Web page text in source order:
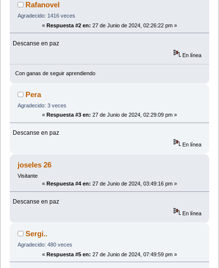
Rafanovel
Agradecido: 1416 veces
« Respuesta #2 en: 27 de Junio de 2024, 02:26:22 pm »
Descanse en paz
En línea
Con ganas de seguir aprendiendo
Pera
Agradecido: 3 veces
« Respuesta #3 en: 27 de Junio de 2024, 02:29:09 pm »
Descanse en paz
En línea
joseles 26
Visitante
« Respuesta #4 en: 27 de Junio de 2024, 03:49:16 pm »
Descanse en paz
En línea
Sergi..
Agradecido: 480 veces
« Respuesta #5 en: 27 de Junio de 2024, 07:49:59 pm »